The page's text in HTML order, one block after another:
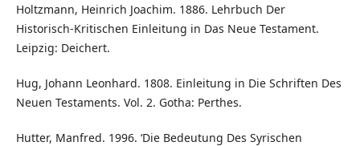
Holtzmann, Heinrich Joachim. 1886. Lehrbuch Der
Historisch-Kritischen Einleitung in Das Neue Testament.
Leipzig: Deichert.
Hug, Johann Leonhard. 1808. Einleitung in Die Schriften Des
Neuen Testaments. Vol. 2. Gotha: Perthes.
Hutter, Manfred. 1996. ‘Die Bedeutung Des Syrischen